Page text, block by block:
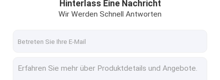
Inverter IGBT
IGBT mit hoher Leistung
Hinterlass Eine Nachricht
Wir Werden Schnell Antworten